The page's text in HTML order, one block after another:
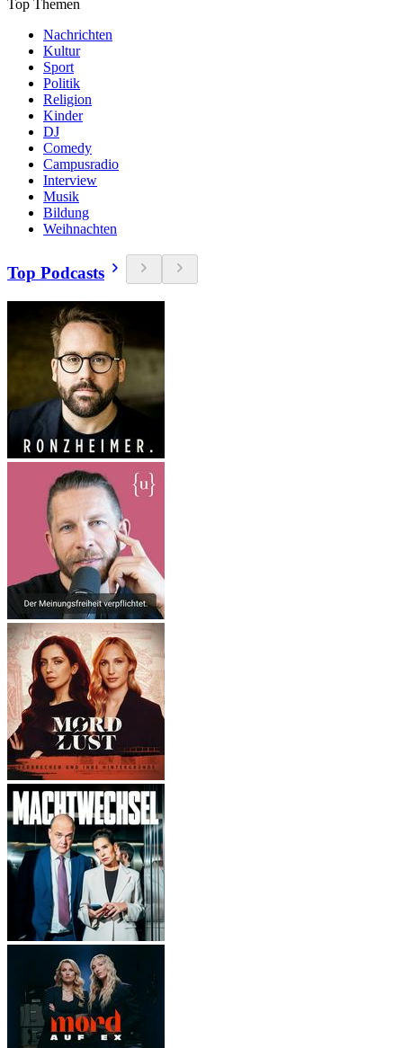
Top Themen
Nachrichten
Kultur
Sport
Politik
Religion
Kinder
DJ
Comedy
Campusradio
Interview
Musik
Bildung
Weihnachten
Top Podcasts